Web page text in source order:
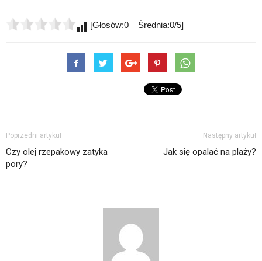
[Głosów:0 Średnia:0/5]
Poprzedni artykuł
Czy olej rzepakowy zatyka
pory?
Następny artykuł
Jak się opalać na plaży?